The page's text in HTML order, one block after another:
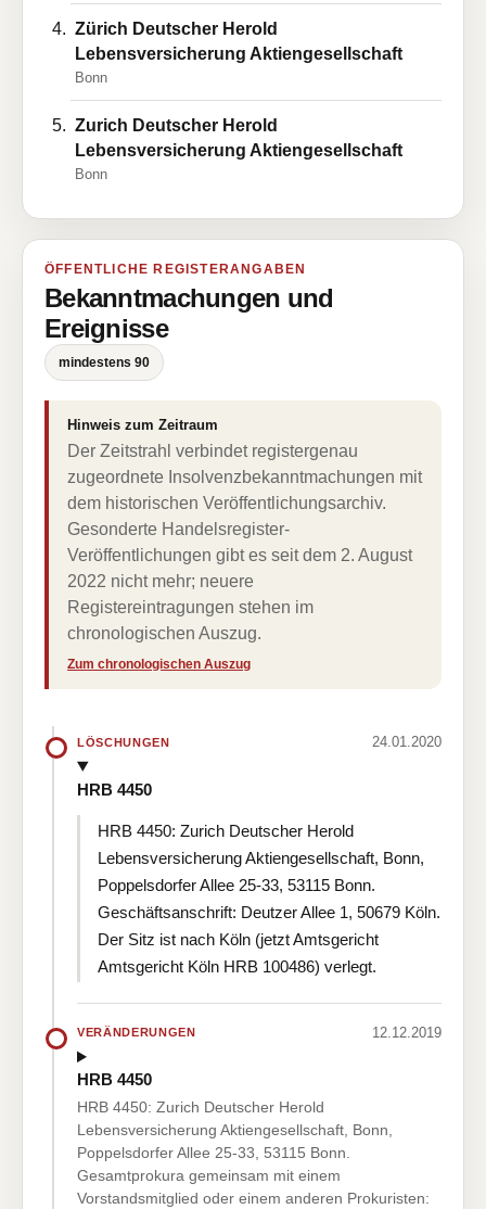
Zürich Deutscher Herold
Lebensversicherung Aktiengesellschaft
Bonn
Zurich Deutscher Herold
Lebensversicherung Aktiengesellschaft
Bonn
ÖFFENTLICHE REGISTERANGABEN
Bekanntmachungen und
Ereignisse
mindestens 90
Hinweis zum Zeitraum
Der Zeitstrahl verbindet registergenau
zugeordnete Insolvenzbekanntmachungen mit
dem historischen Veröffentlichungsarchiv.
Gesonderte Handelsregister-
Veröffentlichungen gibt es seit dem 2. August
2022 nicht mehr; neuere
Registereintragungen stehen im
chronologischen Auszug.
Zum chronologischen Auszug
LÖSCHUNGEN 24.01.2020
HRB 4450
HRB 4450: Zurich Deutscher Herold
Lebensversicherung Aktiengesellschaft, Bonn,
Poppelsdorfer Allee 25-33, 53115 Bonn.
Geschäftsanschrift: Deutzer Allee 1, 50679 Köln.
Der Sitz ist nach Köln (jetzt Amtsgericht
Amtsgericht Köln HRB 100486) verlegt.
VERÄNDERUNGEN 12.12.2019
HRB 4450
HRB 4450: Zurich Deutscher Herold
Lebensversicherung Aktiengesellschaft, Bonn,
Poppelsdorfer Allee 25-33, 53115 Bonn.
Gesamtprokura gemeinsam mit einem
Vorstandsmitglied oder einem anderen Prokuristen: